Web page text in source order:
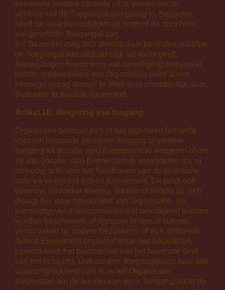
eventuele verdere controle uit te voeren om te
verifiëren of de Toegangskaart geldig is. Bezoeker
heeft de verantwoordelijkheid omtrent de door hem
aangeschafte Toegangskaart.
9.8 Bezoeker mag zich slechts daar bevinden waartoe
de Toegangskaart uitdrukkelijk het recht geeft.
Aanwijzingen hieromtrent van beveiligingspersoneel,
politie, medewerkers van Organisatie en/of ander
bevoegd gezag dienen te allen tijde onmiddellijk door
Bezoeker te worden opgevolgd.
Artikel 10: Weigering van toegang
Organisatie behoudt zich in het algemeen het recht
voor om bepaalde personen toegang of verdere
toegang tot (locatie van) Evenement te weigeren of om
ze van (locatie van) Evenement te verwijderen als zij
dit nodig acht voor het handhaven van de openbare
orde en veiligheid tijdens Evenement. Dit geldt ook
wanneer Bezoeker kleding, teksten of tekens bij zich
draagt die, naar het oordeel van Organisatie, als
aanstootgevend, discriminerend of beledigend kunnen
worden beschouwd, of agressie of onrust kunnen
veroorzaken bij andere Bezoekers, of zich ontkleedt
tijdens Evenement (inclusief maar niet beperkt tot,
bijvoorbeeld, het blootstellen van het bovenste deel
van het lichaam). Ook als een Toegangskaart naar alle
waarschijnlijkheid vals is, is het Organisatie
toegestaan om de houder van deze Toegangskaart de